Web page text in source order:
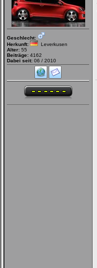
Geschlecht:
Herkunft:
Leverkusen
Alter: 55
Beiträge: 4162
Dabei seit: 06 / 2010